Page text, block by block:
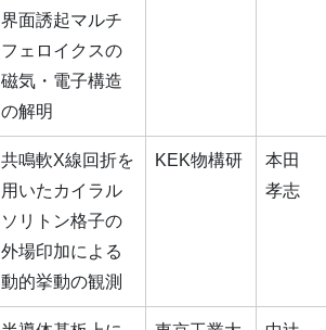
界面誘起マルチ
フェロイクスの
磁気・電子構造
の解明
共鳴軟X線回折を
用いたカイラル
ソリトン格子の
外場印加による
動的挙動の観測
KEK物構研
本田
孝志